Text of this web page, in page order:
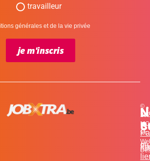
et
©
for
travailleur
générales et de la vie privée
je m'inscris